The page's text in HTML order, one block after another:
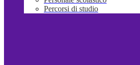
Percorsi di studio